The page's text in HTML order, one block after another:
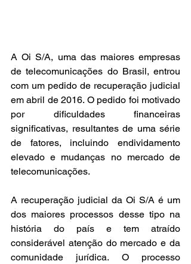
A Oi S/A, uma das maiores empresas
de telecomunicações do Brasil, entrou
com um pedido de recuperação judicial
em abril de 2016. O pedido foi motivado
por dificuldades financeiras
significativas, resultantes de uma série
de fatores, incluindo endividamento
elevado e mudanças no mercado de
telecomunicações.
A recuperação judicial da Oi S/A é um
dos maiores processos desse tipo na
história do país e tem atraído
considerável atenção do mercado e da
comunidade jurídica. O processo